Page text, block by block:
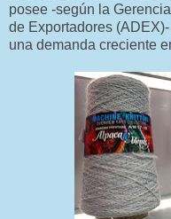
posee -según la
de Exportadores
una demanda creciente